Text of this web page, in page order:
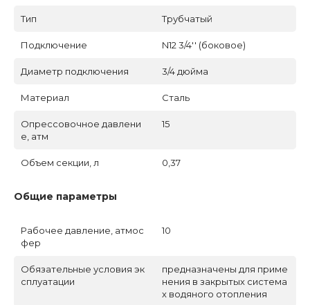
Тип Трубчатый
Подключение N12 3/4'' (боковое)
Диаметр подключения 3/4 дюйма
Материал Сталь
Опрессовочное давлени
е, атм
15
Объем секции, л 0,37
Общие параметры
Рабочее давление, атмос
фер
10
Обязательные условия эк
сплуатации
предназначены для приме
нения в закрытых система
х водяного отопления